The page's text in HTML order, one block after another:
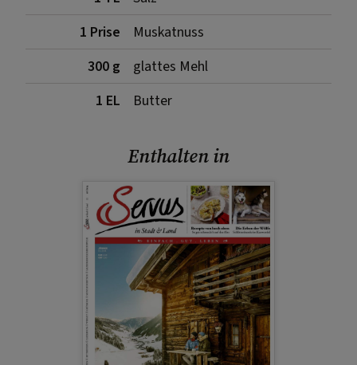
1 Prise
Muskatnuss
300 g
glattes Mehl
1 EL
Butter
Enthalten in